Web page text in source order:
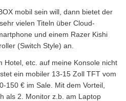
mobil sein will, dann bietet der
vielen Titeln über Cloud-
und einem Razer Kishi
(Switch Style) an.
Hotel, etc. auf meine Konsole nicht
ein mobiler 13-15 Zoll TFT vom
150 € im Sale. Mit dem Vorteil,
als 2. Monitor z.b. am Laptop